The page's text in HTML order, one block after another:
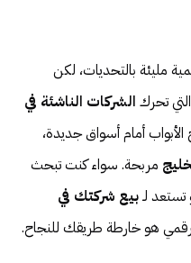
مليئة بالتحديات، لكن
تحرك الشركات الناشئة في
الأبواب أمام أسواق جديدة،
مربحة. سواء كنت تبحث
تستعد لـبيع شركتك في
هو خارطة طريقك للنجاح.